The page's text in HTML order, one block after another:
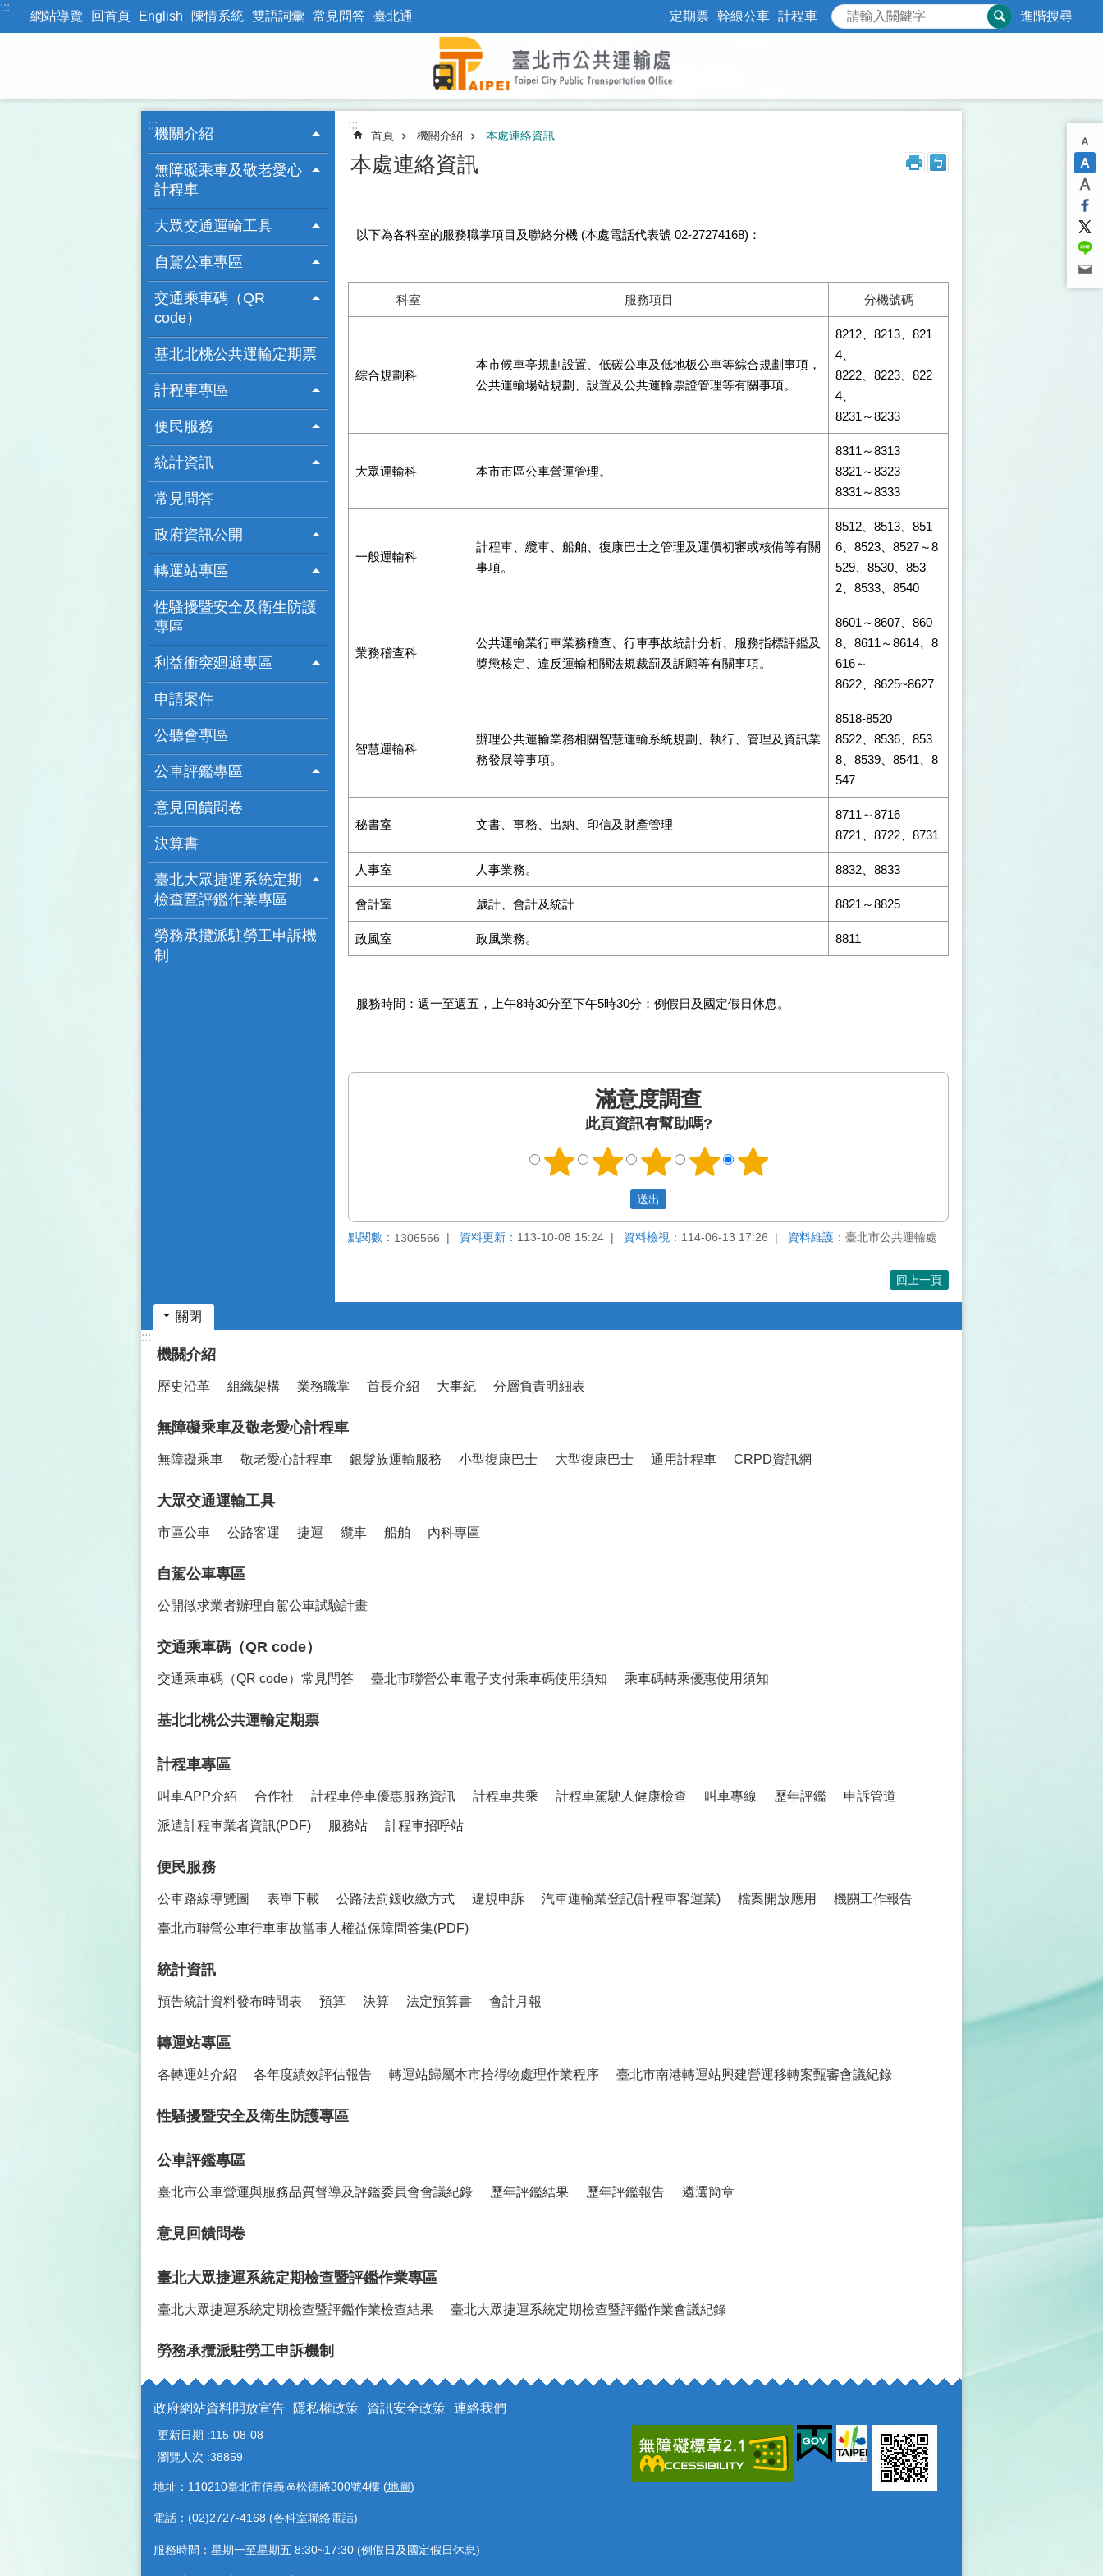
跳到主要內容區塊
:::
網站導覽 回首頁 English 陳情系統 雙語詞彙 常見問答 臺北通 定期票 幹線公車 計程車 進階搜尋
:::
機關介紹
無障礙乘車及敬老愛心
計程車
大眾交通運輸工具
自駕公車專區
交通乘車碼（QR
code）
基北北桃公共運輸定期票
計程車專區
便民服務
統計資訊
常見問答
政府資訊公開
轉運站專區
性騷擾暨安全及衛生防護
專區
利益衝突廻避專區
申請案件
公聽會專區
公車評鑑專區
意見回饋問卷
決算書
臺北大眾捷運系統定期
檢查暨評鑑作業專區
勞務承攬派駐勞工申訴機
制
:::
首頁 機關介紹 本處連絡資訊
本處連絡資訊
以下為各科室的服務職掌項目及聯絡分機 (本處電話代表號 02-27274168)：
科室 服務項目 分機號碼
綜合規劃科
本市候車亭規劃設置、低碳公車及低地板公車等綜合規劃事項，
公共運輸場站規劃、設置及公共運輸票證管理等有關事項。
8212、8213、821
4、
8222、8223、822
4、
8231～8233
大眾運輸科 本市市區公車營運管理。
8311～8313
8321～8323
8331～8333
一般運輸科
計程車、纜車、船舶、復康巴士之管理及運價初審或核備等有關
事項。
8512、8513、851
6、8523、8527～8
529、8530、853
2、8533、8540
業務稽查科
公共運輸業行車業務稽查、行車事故統計分析、服務指標評鑑及
獎懲核定、違反運輸相關法規裁罰及訴願等有關事項。
8601～8607、860
8、8611～8614、8
616～
8622、8625~8627
智慧運輸科
辦理公共運輸業務相關智慧運輸系統規劃、執行、管理及資訊業
務發展等事項。
8518-8520
8522、8536、853
8、8539、8541、8
547
秘書室 文書、事務、出納、印信及財產管理
8711～8716
8721、8722、8731
人事室 人事業務。 8832、8833
會計室 歲計、會計及統計 8821～8825
政風室 政風業務。 8811
服務時間：週一至週五，上午8時30分至下午5時30分；例假日及國定假日休息。
滿意度調查
此頁資訊有幫助嗎?
點閱數： 1306566 資料更新： 113-10-08 15:24 資料檢視： 114-06-13 17:26 資料維護： 臺北市公共運輸處
回上一頁
關閉
:::
機關介紹
歷史沿革 組織架構 業務職掌 首長介紹 大事紀 分層負責明細表
無障礙乘車及敬老愛心計程車
無障礙乘車 敬老愛心計程車 銀髮族運輸服務 小型復康巴士 大型復康巴士 通用計程車 CRPD資訊網
大眾交通運輸工具
市區公車 公路客運 捷運 纜車 船舶 內科專區
自駕公車專區
公開徵求業者辦理自駕公車試驗計畫
交通乘車碼（QR code）
交通乘車碼（QR code）常見問答 臺北市聯營公車電子支付乘車碼使用須知 乘車碼轉乘優惠使用須知
基北北桃公共運輸定期票
計程車專區
叫車APP介紹 合作社 計程車停車優惠服務資訊 計程車共乘 計程車駕駛人健康檢查 叫車專線 歷年評鑑 申訴管道
派遣計程車業者資訊(PDF) 服務站 計程車招呼站
便民服務
公車路線導覽圖 表單下載 公路法罰鍰收繳方式 違規申訴 汽車運輸業登記(計程車客運業) 檔案開放應用 機關工作報告
臺北市聯營公車行車事故當事人權益保障問答集(PDF)
統計資訊
預告統計資料發布時間表 預算 決算 法定預算書 會計月報
轉運站專區
各轉運站介紹 各年度績效評估報告 轉運站歸屬本市拾得物處理作業程序 臺北市南港轉運站興建營運移轉案甄審會議紀錄
性騷擾暨安全及衛生防護專區
公車評鑑專區
臺北市公車營運與服務品質督導及評鑑委員會會議紀錄 歷年評鑑結果 歷年評鑑報告 遴選簡章
意見回饋問卷
臺北大眾捷運系統定期檢查暨評鑑作業專區
臺北大眾捷運系統定期檢查暨評鑑作業檢查結果 臺北大眾捷運系統定期檢查暨評鑑作業會議紀錄
勞務承攬派駐勞工申訴機制
政府網站資料開放宣告 隱私權政策 資訊安全政策 連絡我們
更新日期
115-08-08
瀏覽人次 38859
地址：110210臺北市信義區松德路300號4樓 (地圖)
電話：(02)2727-4168 (各科室聯絡電話)
服務時間：星期一至星期五 8:30~17:30 (例假日及國定假日休息)